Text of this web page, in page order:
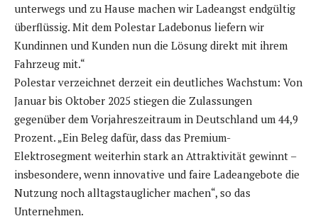
unterwegs und zu Hause machen wir Ladeangst endgültig
überflüssig. Mit dem Polestar Ladebonus liefern wir
Kundinnen und Kunden nun die Lösung direkt mit ihrem
Fahrzeug mit.“
Polestar verzeichnet derzeit ein deutliches Wachstum: Von
Januar bis Oktober 2025 stiegen die Zulassungen
gegenüber dem Vorjahreszeitraum in Deutschland um 44,9
Prozent. „Ein Beleg dafür, dass das Premium-
Elektrosegment weiterhin stark an Attraktivität gewinnt –
insbesondere, wenn innovative und faire Ladeangebote die
Nutzung noch alltagstauglicher machen“, so das
Unternehmen.